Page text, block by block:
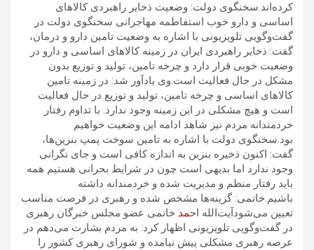
کرده‌اند.سخنگوی دولت: وضعیت ذخایر راهبردی کالاهای
اساسی و دارو خوب استفاطمه مهاجرانی سخنگوی دولت در
گفت‌وگویی تلویزیونی با اشاره به وضعیت تامین دارو و درمان،
گفت: ذخایر راهبردی ایران در زمینه کالاهای اساسی و دارو در
وضعیت خوبی قرار دارد و چرخه تامین، تولید و توزیع بدون
مشکل در حال فعالیت است.وی یادآور شد: در زمینه تامین
کالاهای اساسی و چرخه تامین، تولید و توزیع در حال فعالیت
است و هیچ مشکلی در این زمینه وجود ندارد. با تداوم رفتار
خردمندانه مردم نیز شاهد ادامه این وضعیت خواهیم
بود.سخنگوی دولت با اشاره به تامین سوخت پمپ بنزین‌ها،
گفت: اکنون ذخیره بنزین به اندازه کافی است و جای نگرانی
وجود ندارد اما بدیهی است چون در شرایط بحرانی هستیم همه
باید رفتار منظم و مدیریت شده و خردمندانه داشته
باشیم.خاتمی: گزینه‌ها مشخص شده و رهبری در فرصت مناسب
تعیین می‌شودآیت‌الله احمد خاتمی عضو مجلس خبرگان رهبری
در گفت‌وگویی تلویزیونی اظهار کرد: به مردم بشارت می‌دهم در
عرصه رهبری مشکلی پیش نیامده و شورای رهبری کشور را